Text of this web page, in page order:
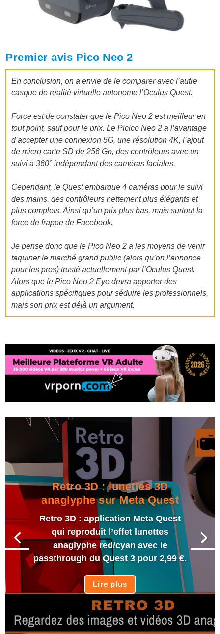
Premier avis Pico Neo 2
En conclusion, on a envie de le comparer avec l’autre
casque de réalité virtuelle autonome l’Oculus Quest.
Force est de constater que le Pico Neo 2 est meilleur en
tout point, sauf pour le prix. Le Picico Neo 2 a l’avantage
d’accepter une connexion 5G, une résolution 4K, l’ajout
de micro carte SD de 256 Go, des contrôleurs avec un
suivi à 360° indépendant des caméras faciales.
Cependant, le Quest embarque 4 caméras pour le suivi
des mains, des contrôleurs nettement plus élégants et
plus complets. Ainsi qu’un prix plus bas, mais surtout la
force de frappe de Facebook.
Je pense donc que le Pico Neo 2 a les moyens de venir
taquiner le marché grand public (alors qu’on l’annonce
pour les pros) trusté actuellement par l’Oculus Quest.
Alors que le Pico Neo 2 Eye devra apporter des
applications spécifiques pour séduire les professionnels,
mais son prix est déjà un argument.
Retro 3D : lunettes 3D
anaglyphe sur Meta Quest
Retro 3D : application Meta Quest
qui reproduit l’effet lunettes
anaglyphe red/cyan avec le
passthrough du Quest 3 pour 2,99 €.
Lire plus